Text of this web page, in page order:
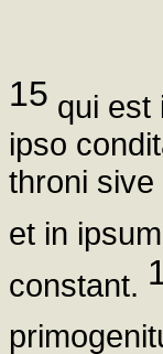
15 qui est
ipso
throni
et in
constant.